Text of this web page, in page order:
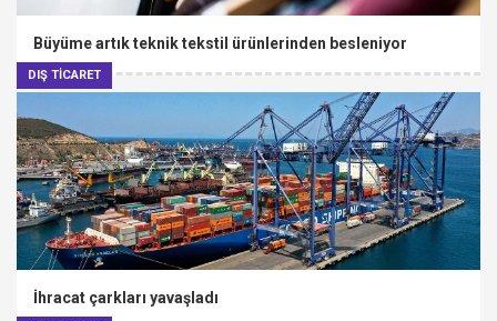
DIŞ TİCARET
Büyüme artık teknik tekstil ürünlerinden besleniyor
İhracat çarkları yavaşladı